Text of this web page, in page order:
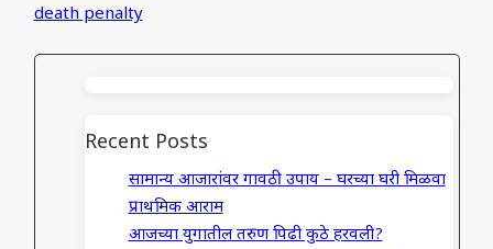
death penalty
Recent Posts
सामान्य आजारांवर गावठी उपाय – घरच्या घरी मिळवा
प्राथमिक आराम
आजच्या युगातील तरुण पिढी कुठे हरवली?